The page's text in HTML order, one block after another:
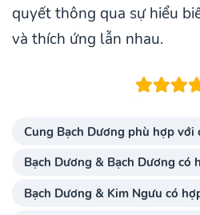
quyết thông qua sự hiểu
và thích ứng lẫn nhau.
Cung Bạch Dương phù hợp với
Bạch Dương & Bạch Dương có
Bạch Dương & Kim Ngưu có